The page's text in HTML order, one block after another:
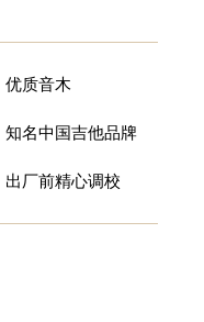
优质音木
知名中国吉他品牌
出厂前精心调校